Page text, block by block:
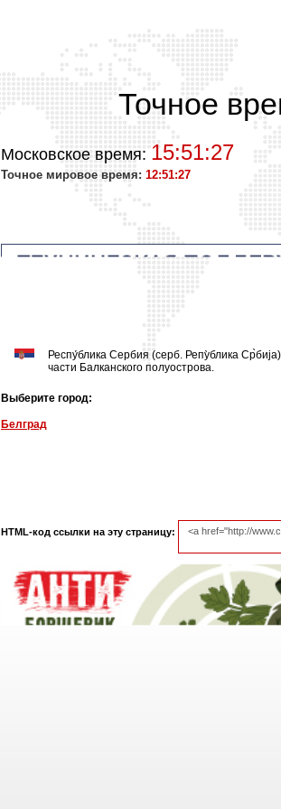
Точное
Московское время: 15:51:27
Точное мировое время: 12:51:27
Респу́блика Сербия (серб. Репу̀блика
части Балканского полуострова.
Выберите город:
Белград
HTML-код ссылки на эту страницу: